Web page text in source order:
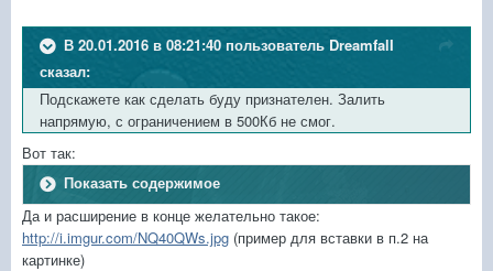
В 20.01.2016 в 08:21:40 пользователь DreamfalI
сказал:
Подскажете как сделать буду признателен. Залить
напрямую, с ограничением в 500Кб не смог.
Вот так:
Показать содержимое
Да и расширение в конце желательно такое:
http://i.imgur.com/NQ40QWs.jpg (пример для вставки в п.2 на
картинке)